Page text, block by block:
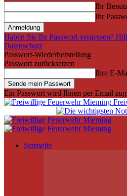
Ihr
Ihr
Haben Sie Ihr Passwort vergessen?
Datenschutz
Passwort-Wiederherstellung
Passwort zurücksetzen
Ihre E-
Ein Passwort wird Ihnen per Email
Startseite